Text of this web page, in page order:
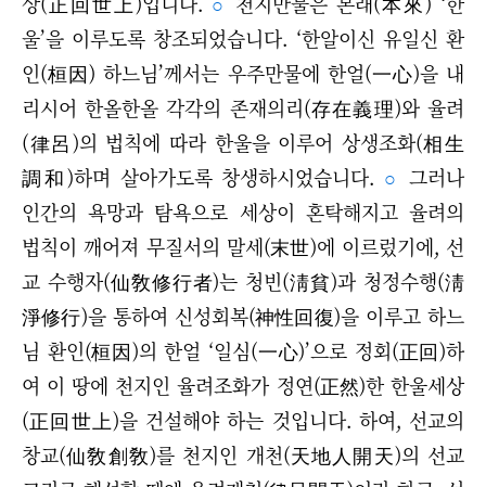
울’을 이루도록 창조되었습니다. ‘한알이신 유일신 환
인(桓因) 하느님’께서는 우주만물에 한얼(一心)을 내
리시어 한올한올 각각의 존재의리(存在義理)와 율려
(律呂)의 법칙에 따라 한울을 이루어 상생조화(相生
調和)하며 살아가도록 창생하시었습니다. ○그러나
인간의 욕망과 탐욕으로 세상이 혼탁해지고 율려의
법칙이 깨어져 무질서의 말세(末世)에 이르렀기에, 선
교 수행자(仙敎修行者)는 청빈(淸貧)과 청정수행(淸
淨修行)을 통하여 신성회복(神性回復)을 이루고 하느
님 환인(桓因)의 한얼 ‘일심(一心)’으로 정회(正回)하
여 이 땅에 천지인 율려조화가 정연(正然)한 한울세상
(正回世上)을 건설해야 하는 것입니다. 하여, 선교의
창교(仙敎創敎)를 천지인 개천(天地人開天)의 선교